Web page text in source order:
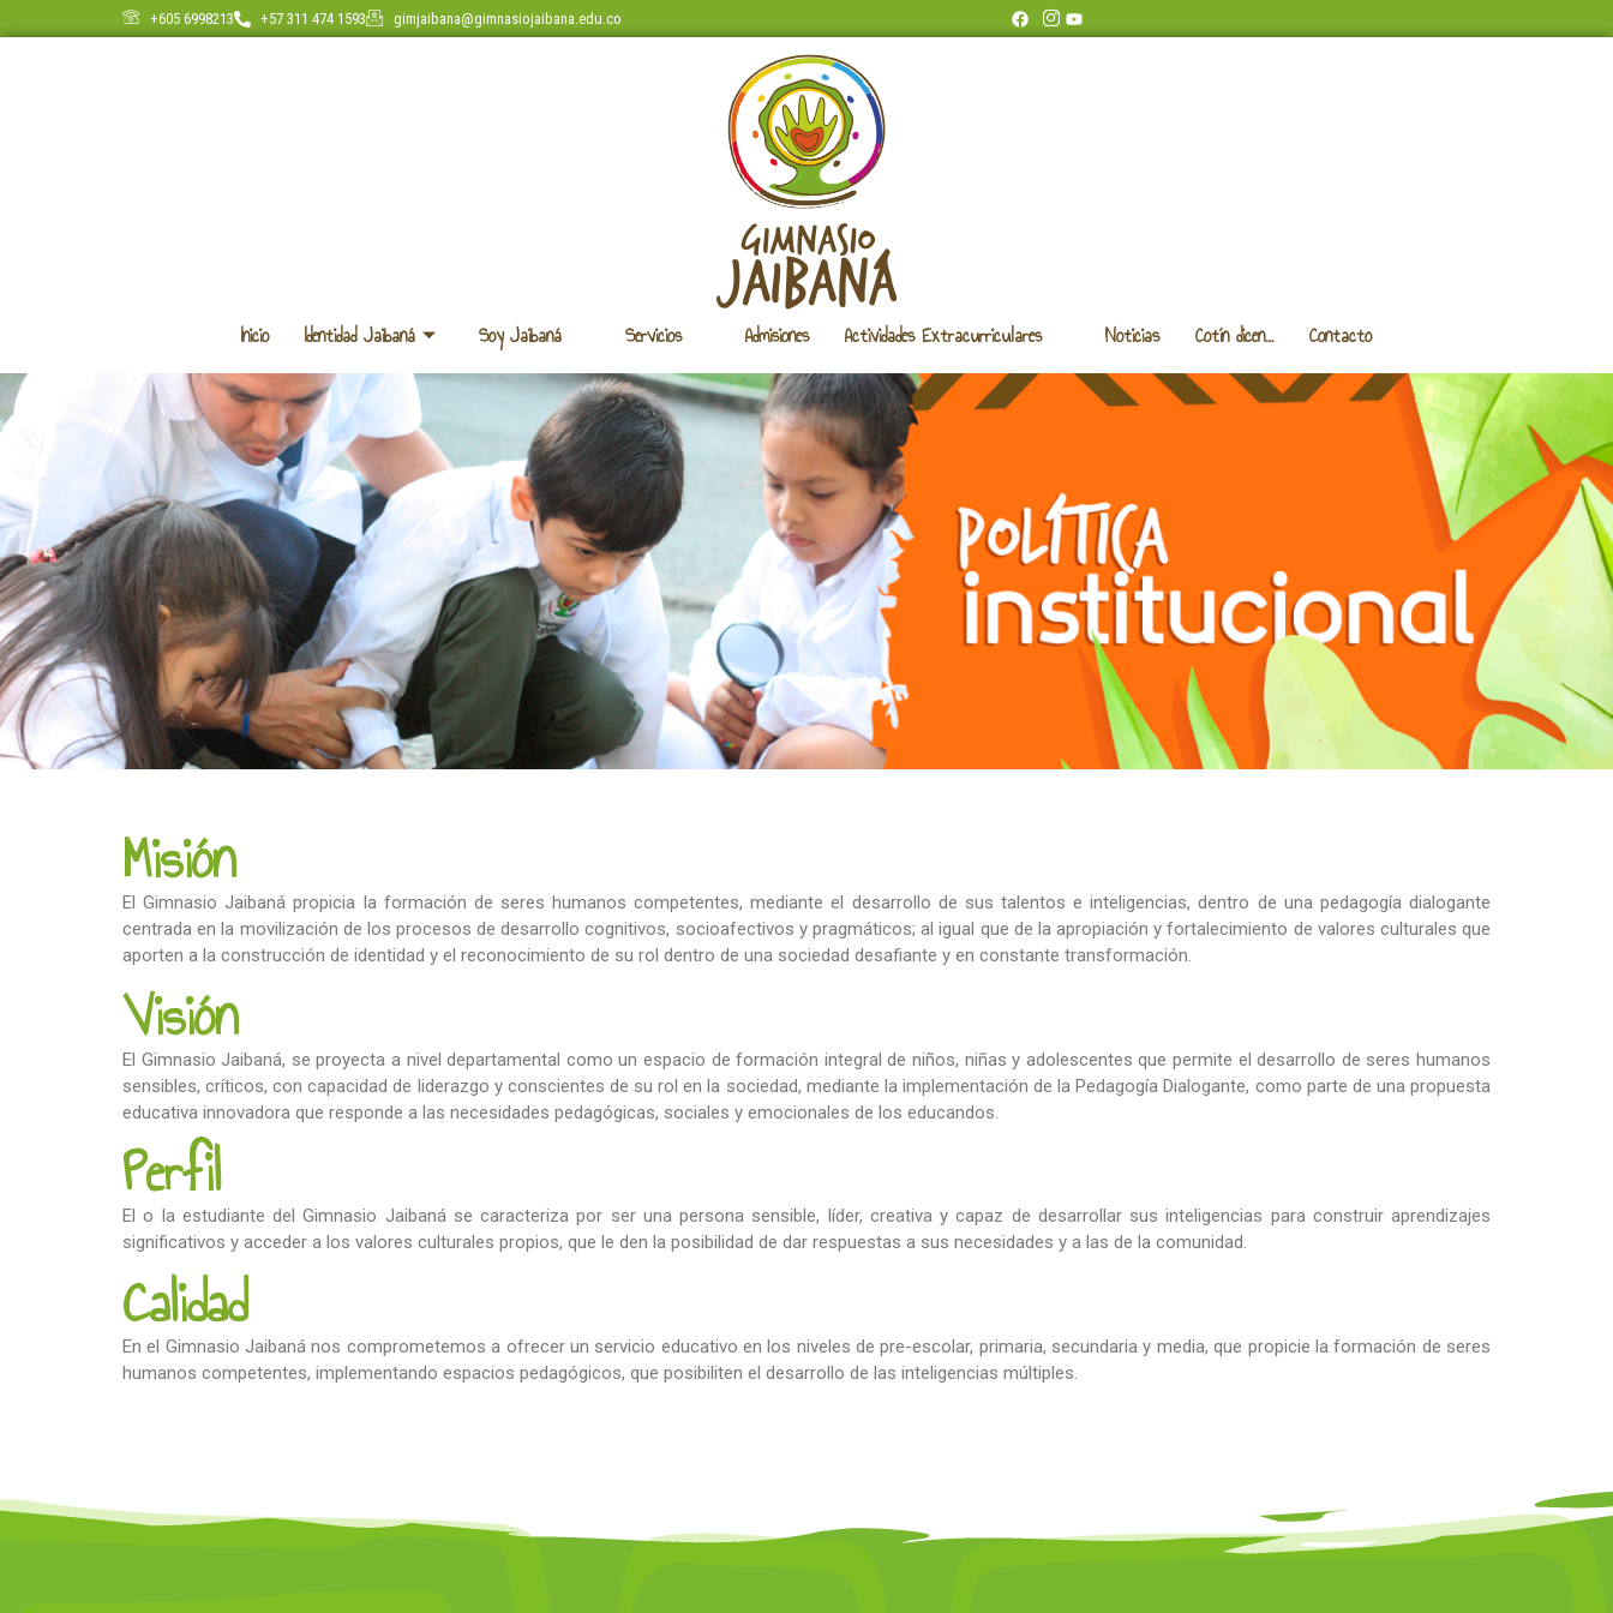
+605 6998213 +57 311 474 1593 gimjaibana@gimnasiojaibana.edu.co
Inicio Identidad Jaibaná Soy Jaibaná Servicios Admisiones Actividades Extracurriculares Noticias Cotín dicen… Contacto
Misión
El Gimnasio Jaibaná propicia la formación de seres humanos competentes, mediante el desarrollo de sus talentos e inteligencias, dentro de una pedagogía dialogante
centrada en la movilización de los procesos de desarrollo cognitivos, socioafectivos y pragmáticos; al igual que de la apropiación y fortalecimiento de valores culturales que
aporten a la construcción de identidad y el reconocimiento de su rol dentro de una sociedad desafiante y en constante transformación.
Visión
El Gimnasio Jaibaná, se proyecta a nivel departamental como un espacio de formación integral de niños, niñas y adolescentes que permite el desarrollo de seres humanos
sensibles, críticos, con capacidad de liderazgo y conscientes de su rol en la sociedad, mediante la implementación de la Pedagogía Dialogante, como parte de una propuesta
educativa innovadora que responde a las necesidades pedagógicas, sociales y emocionales de los educandos.
Perfil
El o la estudiante del Gimnasio Jaibaná se caracteriza por ser una persona sensible, líder, creativa y capaz de desarrollar sus inteligencias para construir aprendizajes
significativos y acceder a los valores culturales propios, que le den la posibilidad de dar respuestas a sus necesidades y a las de la comunidad.
Calidad
En el Gimnasio Jaibaná nos comprometemos a ofrecer un servicio educativo en los niveles de pre-escolar, primaria, secundaria y media, que propicie la formación de seres
humanos competentes, implementando espacios pedagógicos, que posibiliten el desarrollo de las inteligencias múltiples.